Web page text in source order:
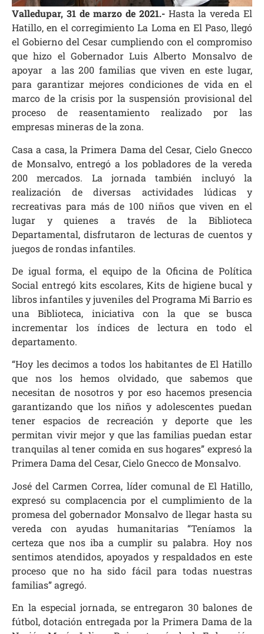
Valledupar, 31 de marzo de 2021.- Hasta la vereda El
Hatillo, en el corregimiento La Loma en El Paso, llegó
el Gobierno del Cesar cumpliendo con el compromiso
que hizo el Gobernador Luis Alberto Monsalvo de
apoyar a las 200 familias que viven en este lugar,
para garantizar mejores condiciones de vida en el
marco de la crisis por la suspensión provisional del
proceso de reasentamiento realizado por las
empresas mineras de la zona.
Casa a casa, la Primera Dama del Cesar, Cielo Gnecco
de Monsalvo, entregó a los pobladores de la vereda
200 mercados. La jornada también incluyó la
realización de diversas actividades lúdicas y
recreativas para más de 100 niños que viven en el
lugar y quienes a través de la Biblioteca
Departamental, disfrutaron de lecturas de cuentos y
juegos de rondas infantiles.
De igual forma, el equipo de la Oficina de Política
Social entregó kits escolares, Kits de higiene bucal y
libros infantiles y juveniles del Programa Mi Barrio es
una Biblioteca, iniciativa con la que se busca
incrementar los índices de lectura en todo el
departamento.
“Hoy les decimos a todos los habitantes de El Hatillo
que nos los hemos olvidado, que sabemos que
necesitan de nosotros y por eso hacemos presencia
garantizando que los niños y adolescentes puedan
tener espacios de recreación y deporte que les
permitan vivir mejor y que las familias puedan estar
tranquilas al tener comida en sus hogares” expresó la
Primera Dama del Cesar, Cielo Gnecco de Monsalvo.
José del Carmen Correa, líder comunal de El Hatillo,
expresó su complacencia por el cumplimiento de la
promesa del gobernador Monsalvo de llegar hasta su
vereda con ayudas humanitarias “Teníamos la
certeza que nos iba a cumplir su palabra. Hoy nos
sentimos atendidos, apoyados y respaldados en este
proceso que no ha sido fácil para todas nuestras
familias” agregó.
En la especial jornada, se entregaron 30 balones de
fútbol, dotación entregada por la Primera Dama de la